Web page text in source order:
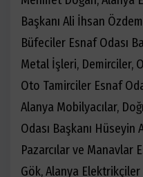
Başkanı Ali İhsan
Büfeciler Esnaf Odası
Metal İşleri, Demirciler,
Oto Tamirciler Esnaf
Alanya Mobilyacılar,
Odası Başkanı
Pazarcılar ve Manavlar
Gök, Alanya